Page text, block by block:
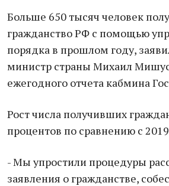
Больше 650 тысяч человек
гражданство РФ с помощью
порядка в прошлом году,
министр страны Михаил
ежегодного отчета кабмина
Рост числа получивших
процентов по сравнению с
- Мы упростили процедуры
заявления о гражданстве,